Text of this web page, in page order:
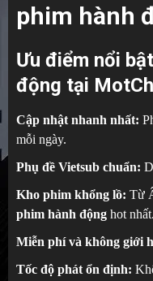
phim hành
Ưu điểm nổi
động tại
Cập nhật nhanh nhất:
mỗi ngày.
Phụ đề Vietsub chuẩn:
Kho phim khổng lồ: Từ
phim hành động hot nhất.
Miễn phí và không giới
Tốc độ phát ổn định: